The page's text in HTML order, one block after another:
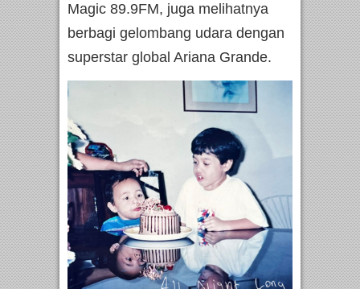
Magic 89.9FM, juga melihatnya
berbagi gelombang udara dengan
superstar global Ariana Grande.